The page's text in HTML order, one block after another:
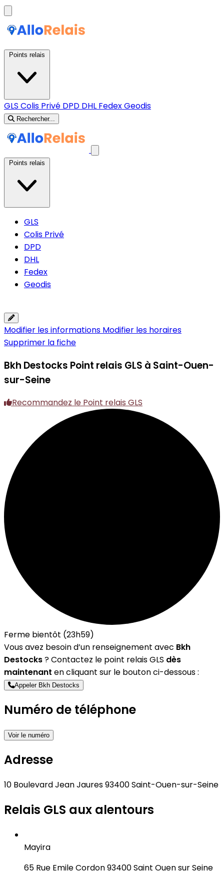
GLS Colis Privé DPD DHL FedexGeodis
Rechercher...
GLS
Colis Privé
DPD
DHL
Fedex
Geodis
Modifier les informations Modifier les horaires
Supprimer la fiche
Bkh Destocks Point relais GLS à Saint-Ouen-
sur-Seine
Recommandez le Point relais GLS
Ferme bientôt (23h59)
Vous avez besoin d’un renseignement avec Bkh
Destocks? Contactez le point relais GLS dès
maintenant en cliquant sur le bouton ci-dessous :
Appeler Bkh Destocks
Numéro de téléphone
Voir le numéro
Adresse
10 Boulevard Jean Jaures 93400 Saint-Ouen-sur-Seine
Relais GLS aux alentours
Mayira
65 Rue Emile Cordon 93400 Saint Ouen sur Seine